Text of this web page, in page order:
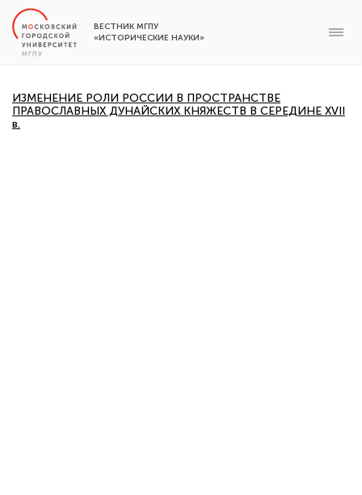
ВЕСТНИК МГПУ
«ИСТОРИЧЕСКИЕ НАУКИ»
ИЗМЕНЕНИЕ РОЛИ РОССИИ В ПРОСТРАНСТВЕ
ПРАВОСЛАВНЫХ ДУНАЙСКИХ КНЯЖЕСТВ В СЕРЕДИНЕ XVII
в.